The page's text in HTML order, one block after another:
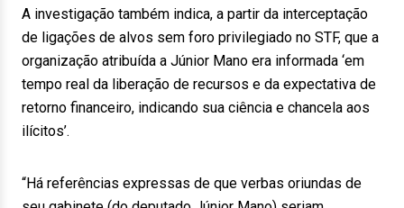
A investigação também indica, a partir da interceptação
de ligações de alvos sem foro privilegiado no STF, que a
organização atribuída a Júnior Mano era informada ‘em
tempo real da liberação de recursos e da expectativa de
retorno financeiro, indicando sua ciência e chancela aos
ilícitos’.
“Há referências expressas de que verbas oriundas de